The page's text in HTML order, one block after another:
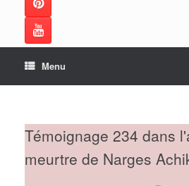
Menu
Témoignage 234 dans
meurtre de Narges